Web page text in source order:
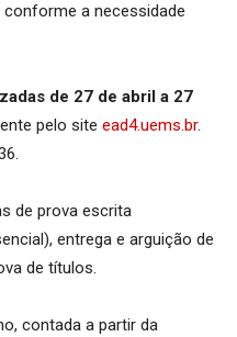
a necessidade
de 27 de abril a 27
pelo site ead4.uems.br.
de prova escrita
entrega e arguição de
de títulos.
contada a partir da